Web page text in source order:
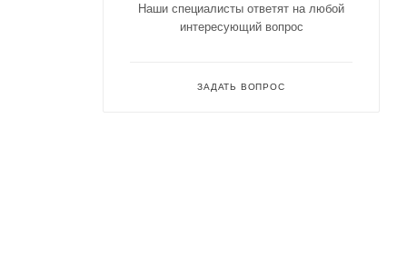
Наши специалисты ответят на любой
интересующий вопрос
ЗАДАТЬ ВОПРОС